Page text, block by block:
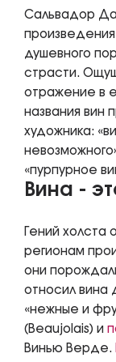
Сальвадор
душевного
страсти.
отражение в
названия вин
художника:
«пурпурное
Вина -
Гений холста
регионам
они
относил вина
«нежные и
(Beaujolais) и
Винью Верде.